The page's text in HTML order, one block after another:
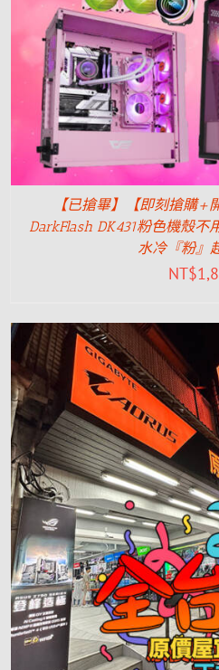
【已搶畢】【即刻搶購+
DarkFlash DK431粉色機殼
水冷『粉』
NT$